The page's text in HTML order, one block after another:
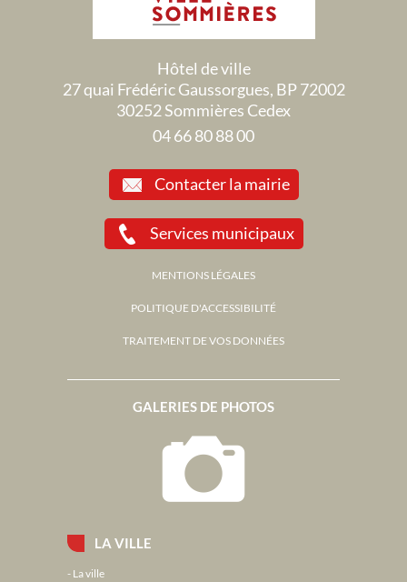
LA VILLE
La ville
GALERIES DE PHOTOS
Hôtel de ville
27 quai Frédéric Gaussorgues, BP 72002
30252 Sommières Cedex
04 66 80 88 00
Contacter la mairie
Services municipaux
MENTIONS LÉGALES
POLITIQUE D'ACCESSIBILITÉ
TRAITEMENT DE VOS DONNÉES